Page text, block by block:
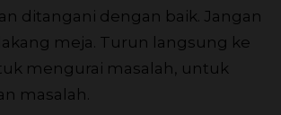
ditangani dengan baik. Jangan
meja. Turun langsung ke
mengurai masalah, untuk
masalah.